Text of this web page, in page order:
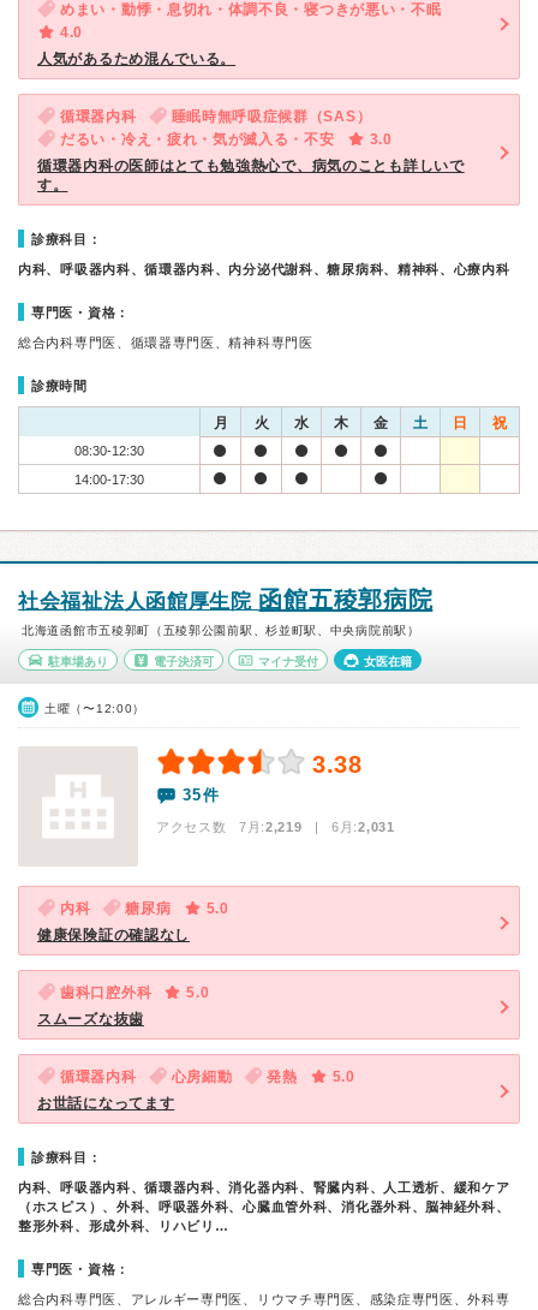
めまい・動悸・息切れ・体調不良・寝つきが悪い・不眠
4.0
人気があるため混んでいる。
循環器内科
睡眠時無呼吸症候群（SAS）
だるい・冷え・疲れ・気が滅入る・不安
3.0
循環器内科の医師はとても勉強熱心で、病気のことも詳しいで
す。
診療科目：
内科、呼吸器内科、循環器内科、内分泌代謝科、糖尿病科、精神科、心療内科
専門医・資格：
総合内科専門医、循環器専門医、精神科専門医
診療時間
月 火 水 木 金 土 日 祝
08:30-12:30
14:00-17:30
社会福祉法人函館厚生院 函館五稜郭病院
北海道函館市五稜郭町（五稜郭公園前駅、杉並町駅、中央病院前駅）
駐車場あり 電子決済可 マイナ受付 女医在籍
土曜（〜12:00）
3.38
35件
アクセス数 7月:2,219 | 6月:2,031
内科 糖尿病
5.0
健康保険証の確認なし
歯科口腔外科
5.0
スムーズな抜歯
循環器内科 心房細動 発熱
5.0
お世話になってます
診療科目：
内科、呼吸器内科、循環器内科、消化器内科、腎臓内科、人工透析、緩和ケア
（ホスピス）、外科、呼吸器外科、心臓血管外科、消化器外科、脳神経外科、
整形外科、形成外科、リハビリ…
専門医・資格：
総合内科専門医、アレルギー専門医、リウマチ専門医、感染症専門医、外科専